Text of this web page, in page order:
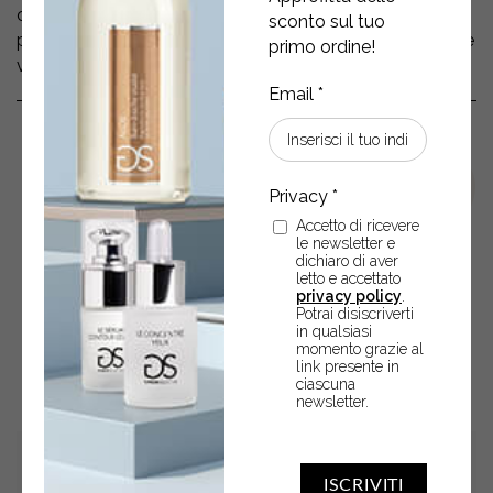
sconto sul tuo
primo ordine!
ISCRIVITI
Accetto di ricevere
le newsletter e
dichiaro di aver
letto e accettato
privacy policy
Potrai disiscriverti
in qualsiasi
momento grazie al
link presente in
ciascuna
newsletter.
costante, giorno dopo giorno il risultato diventa sempre
più evidente, la pelle appare via via più liscia, compatta e
vellutata.
POTREBBERO ANCHE
INTERESSARTI